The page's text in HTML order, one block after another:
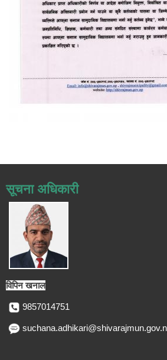
सूचना अधिकारी
विपिन खनाल
9857014751